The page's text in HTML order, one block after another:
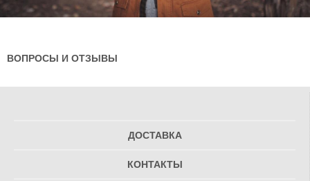
ВОПРОСЫ И ОТЗЫВЫ
ДОСТАВКА
КОНТАКТЫ